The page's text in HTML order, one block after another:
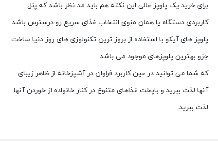
برای خرید یک پلوپز عالی این نکته هم باید مد نظر باشد که پنل
کاربردی دستگاه یا همان منوی انتخاب غذای سریع رو درسترس باشد.
پلوپز های آیکو با استفاده از بروز ترین تکنولوزی های روز دنیا ساخت
جزو بهترین پلوپزهای موجود می باشد.
که شما می توانید در عین کاربرد فراوان در آشپزخانه از ظاهر زیبای
آنها لذت ببرید و باپخت غذاهای متنوع در کنار خانواده از خوردن آنها
لذت ببرید.